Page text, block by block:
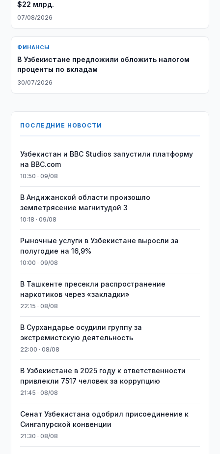
$22 млрд.
07/08/2026
ФИНАНСЫ
В Узбекистане предложили обложить налогом
проценты по вкладам
30/07/2026
ПОСЛЕДНИЕ НОВОСТИ
Узбекистан и BBC Studios запустили платформу
на BBC.com
10:50 · 09/08
В Андижанской области произошло
землетрясение магнитудой 3
10:18 · 09/08
Рыночные услуги в Узбекистане выросли за
полугодие на 16,9%
10:00 · 09/08
В Ташкенте пресекли распространение
наркотиков через «закладки»
22:15 · 08/08
В Сурхандарье осудили группу за
экстремистскую деятельность
22:00 · 08/08
В Узбекистане в 2025 году к ответственности
привлекли 7517 человек за коррупцию
21:45 · 08/08
Сенат Узбекистана одобрил присоединение к
Сингапурской конвенции
21:30 · 08/08